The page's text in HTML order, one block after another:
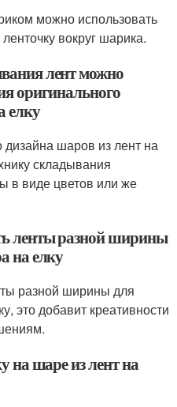
можно использовать
вокруг шарика.
лент можно
оригинального
елку
дизайна шаров из лент на
складывания
в виде цветов или же
ленты разной ширины
на елку
разной ширины для
это добавит креативности
на шаре из лент на